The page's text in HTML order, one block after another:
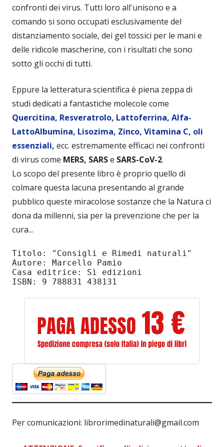
confronti dei virus. Tutti loro all'unisono e a
comando si sono occupati esclusivamente del
distanziamento sociale, dei gel tossici per le mani e
delle ridicole mascherine, con i risultati che sono
sotto gli occhi di tutti.
Eppure la letteratura scientifica è piena zeppa di
studi dedicati a fantastiche molecole come
Quercitina, Resveratrolo, Lattoferrina, Alfa-
LattoAlbumina, Lisozima, Zinco, Vitamina C, oli
essenziali, ecc. estremamente efficaci nei confronti
di virus come MERS, SARSe SARS-CoV-2.
Lo scopo del presente libro è proprio quello di
colmare questa lacuna presentando al grande
pubblico queste miracolose sostanze che la Natura ci
dona da millenni, sia per la prevenzione che per la
cura...
Titolo: "Consigli e Rimedi naturali"
Autore: Marcello Pamio
Casa editrice: Sì edizioni
ISBN: 9 788831 438131
Per comunicazioni: librorimedinaturali@gmail.com